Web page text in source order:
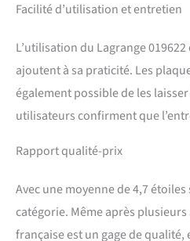
Facilité d’utilisation et entretien
L’utilisation du Lagrange
ajoutent à sa praticité. Les
également possible de les
utilisateurs confirment que
Rapport qualité-prix
Avec une moyenne de 4,7
catégorie. Même après
française est un gage de